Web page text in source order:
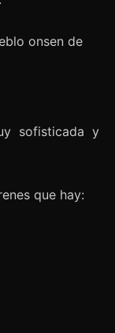
sofisticada y
que hay: